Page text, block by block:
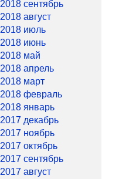
2018 сентябрь
2018 август
2018 июль
2018 июнь
2018 май
2018 апрель
2018 март
2018 февраль
2018 январь
2017 декабрь
2017 ноябрь
2017 октябрь
2017 сентябрь
2017 август